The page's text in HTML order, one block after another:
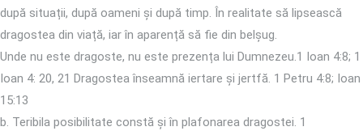
după situații, după oameni și după timp. În realitate să lipsească
dragostea din viață, iar în aparență să fie din belșug.
Unde nu este dragoste, nu este prezența lui Dumnezeu.1 Ioan 4:8; 1
Ioan 4: 20, 21 Dragostea înseamnă iertare și jertfă. 1 Petru 4:8; Ioan
15:13
b. Teribila posibilitate constă și în plafonarea dragostei. 1